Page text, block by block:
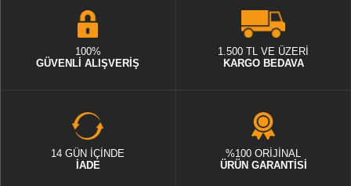
100%
GÜVENLİ ALIŞVERİŞ
1.500 TL VE ÜZERİ
KARGO BEDAVA
14 GÜN İÇİNDE
İADE
%100 ORİJİNAL
ÜRÜN GARANTİSİ